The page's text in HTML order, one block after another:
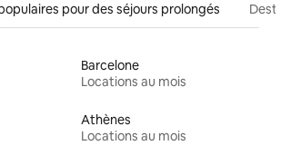
pour des séjours prolongés
Barcelone
Locations au mois
Athènes
Locations au mois